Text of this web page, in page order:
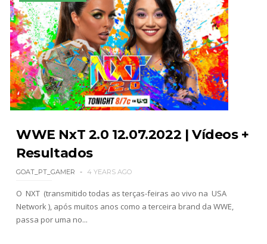
WWE NxT 2.0 12.07.2022 | Vídeos +
Resultados
GOAT_PT_GAMER 4 YEARS AGO
O NXT (transmitido todas as terças-feiras ao vivo na USA
Network ), após muitos anos como a terceira brand da WWE,
passa por uma no...